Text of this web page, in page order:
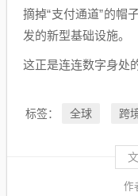
摘掉“支付通道”的帽
发的新型基础设施。
这正是连连数字身处
标签： 全球 跨
作